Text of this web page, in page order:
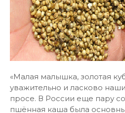
«Малая малышка, золотая
уважительно и ласково
просе. В России еще пару
пшённая каша была